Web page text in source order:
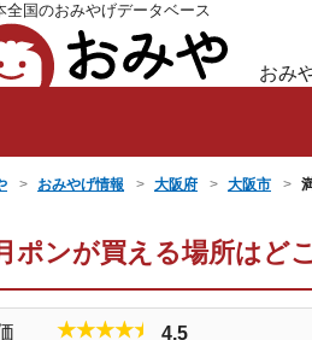
全国のおみやげデータベース
おみ
おみやげ情報 大阪府 大阪市
ポンが買える場所はど
★★★★★ 4.5